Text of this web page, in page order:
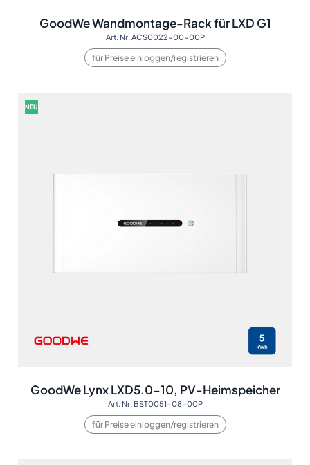
GoodWe Wandmontage-Rack für LXD G1
Art. Nr. ACS0022-00-00P
für Preise einloggen/registrieren
NEU
GoodWe Lynx LXD5.0-10, PV-Heimspeicher
Art. Nr. BST0051-08-00P
für Preise einloggen/registrieren